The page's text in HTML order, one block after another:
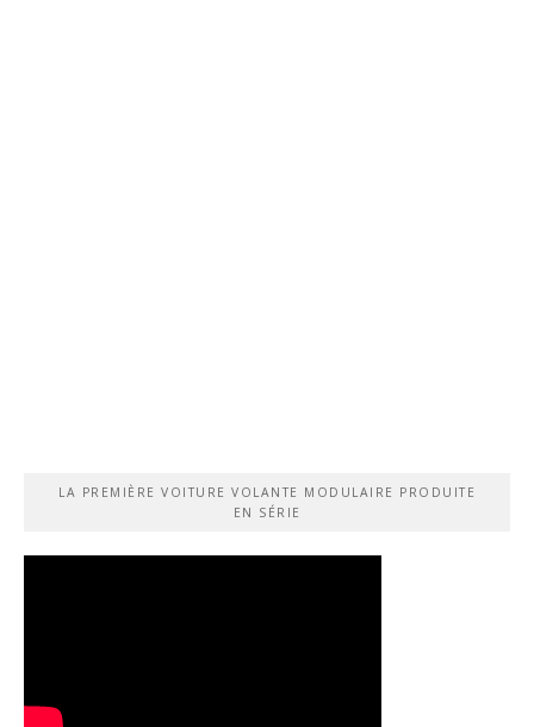
LA PREMIÈRE VOITURE VOLANTE MODULAIRE PRODUITE
EN SÉRIE